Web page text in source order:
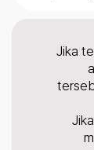
Jika